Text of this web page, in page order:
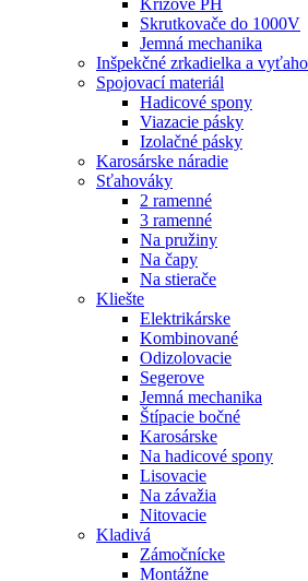
Krížové PH
Skrutkovače do 1000V
Jemná mechanika
Inšpekčné zrkadielka a
Spojovací materiál
Hadicové spony
Viazacie pásky
Izolačné pásky
Karosárske náradie
Sťahováky
2 ramenné
3 ramenné
Na pružiny
Na čapy
Na stierače
Kliešte
Elektrikárske
Kombinované
Odizolovacie
Segerove
Jemná mechanika
Štípacie bočné
Karosárske
Na hadicové spony
Lisovacie
Na závažia
Nitovacie
Kladivá
Zámočnícke
Montážne